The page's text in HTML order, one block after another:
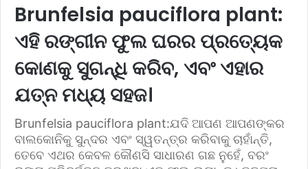
Brunfelsia pauciflora plant:
ଏହି ରଙ୍ଗୀନ ଫୁଲ ଘରର ପ୍ରତ୍ୟେକ
କୋଣକୁ ସୁଗନ୍ଧି କରିବ, ଏବଂ ଏହାର
ଯତ୍ନ ମଧ୍ୟ ସହଜ।
Brunfelsia pauciflora plant:ଯଦି ଆପଣ ଆପଣଙ୍କର
ବାଲକୋନିକୁ ସୁନ୍ଦର ଏବଂ ସ୍ୱତନ୍ତ୍ର କରିବାକୁ ଚାହାଁନ୍ତି,
ତେବେ ଏଥର କେବଳ କୌଣସି ସାଧାରଣ ଗଛ ନୁହେଁ, ବରଂ